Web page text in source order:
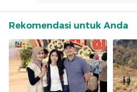
Rekomendasi untuk Anda